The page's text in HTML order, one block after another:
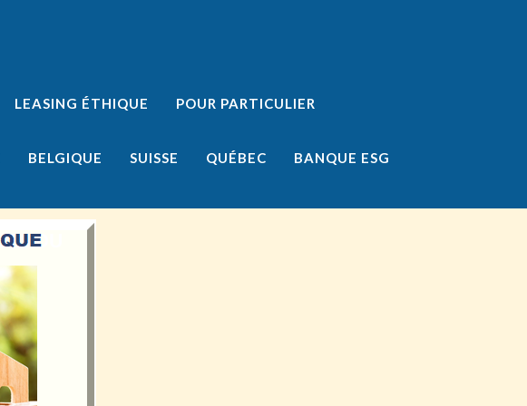
LEASING ÉTHIQUE POUR PARTICULIER
BELGIQUE SUISSE QUÉBEC BANQUE ESG